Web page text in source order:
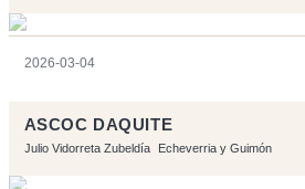
2026-03-04
ASCOC DAQUITE
Julio Vidorreta Zubeldía Echeverria y Guimón